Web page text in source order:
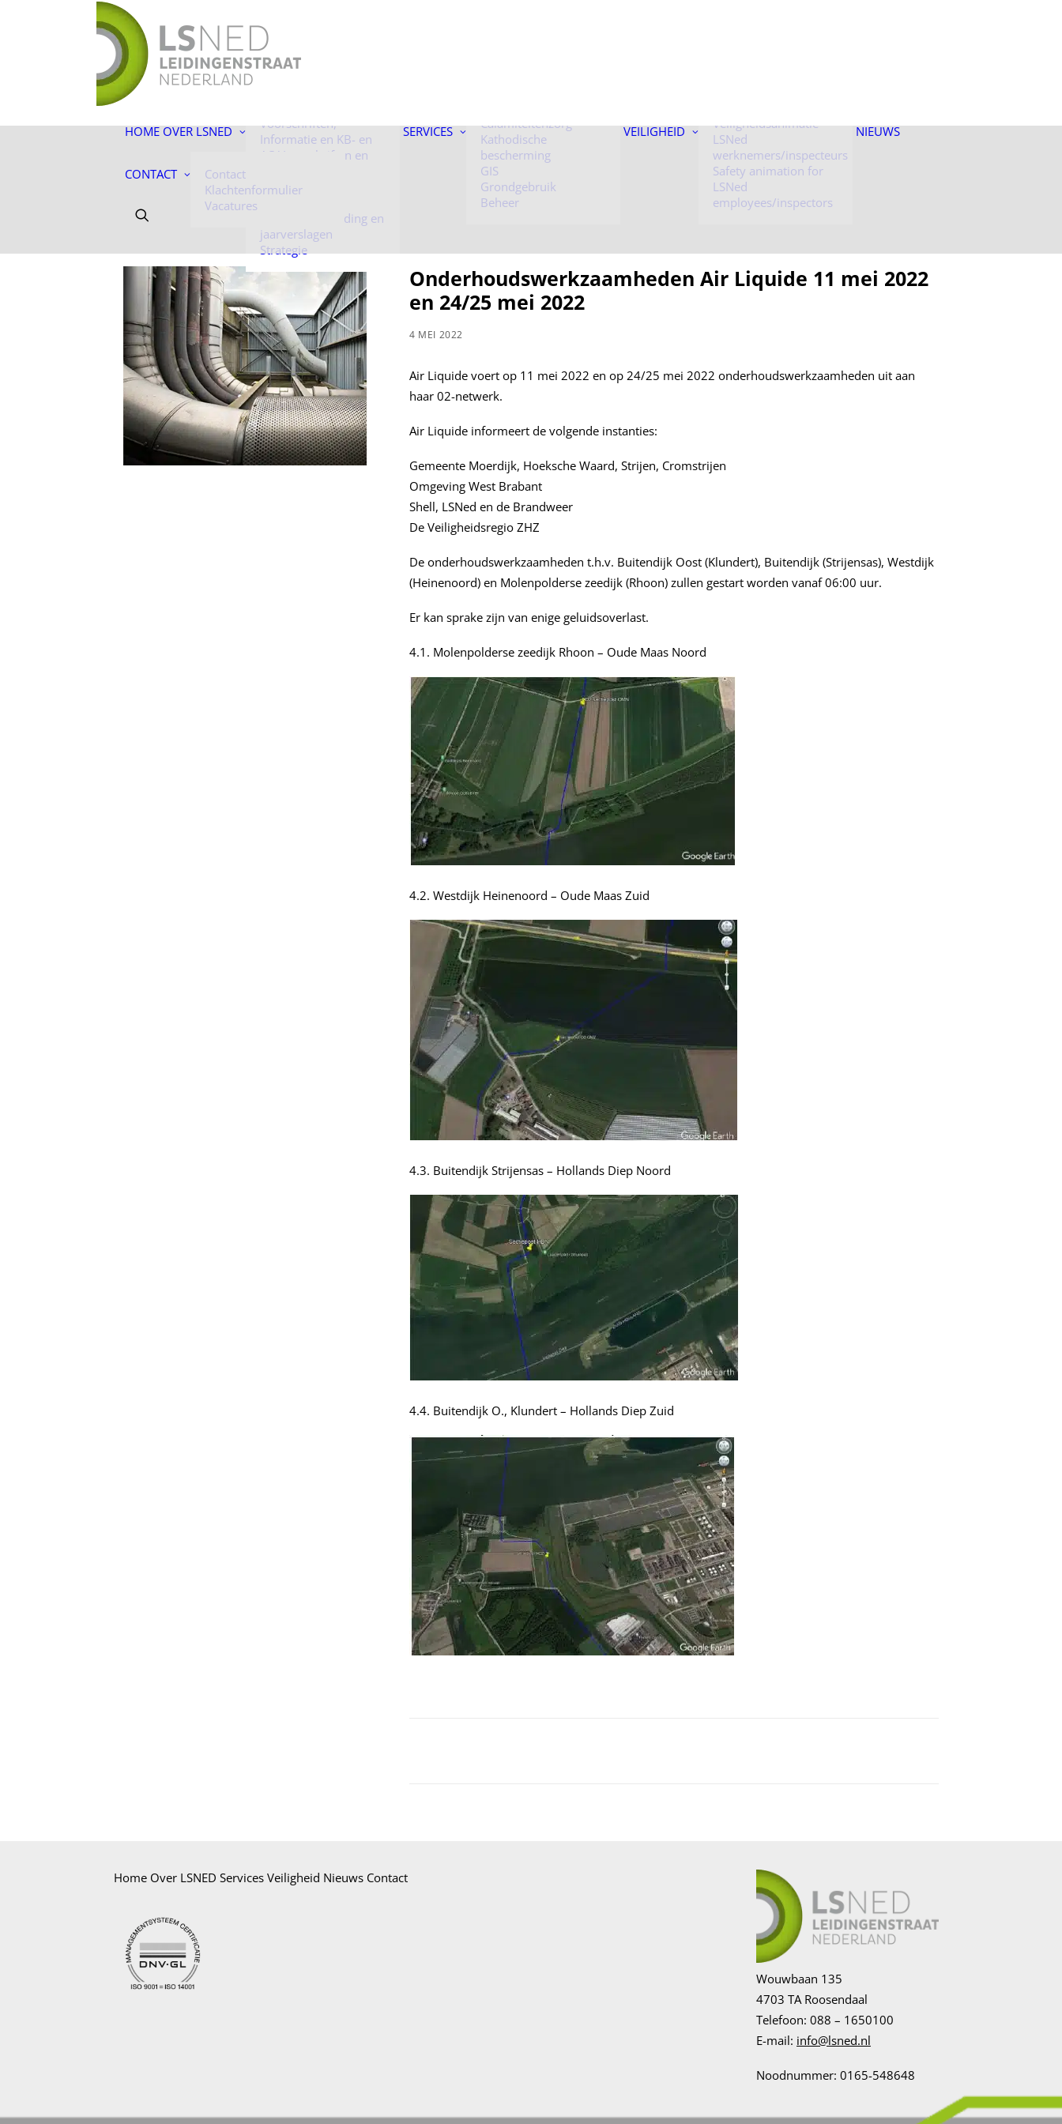
HOME OVER LSNED
De toekomst ligt onder
ons!
Voorschriften,
Informatie en KB- en
AC-Voorschriften en
Algemene
Jaarverantwoording en
jaarverslagen
Strategie
SERVICES
Calamiteitenzorg
Kathodische
bescherming
GIS
Grondgebruik
Beheer
VEILIGHEID
Veiligheidsanimatie
LSNed
werknemers/inspecteurs
Safety animation for
LSNed
employees/inspectors
NIEUWS
CONTACT
Contact
Klachtenformulier
Vacatures
Onderhoudswerkzaamheden Air Liquide 11 mei 2022
en 24/25 mei 2022
4 MEI 2022
Air Liquide voert op 11 mei 2022 en op 24/25 mei 2022 onderhoudswerkzaamheden uit aan
haar 02-netwerk.
Air Liquide informeert de volgende instanties:
Gemeente Moerdijk, Hoeksche Waard, Strijen, Cromstrijen
Omgeving West Brabant
Shell, LSNed en de Brandweer
De Veiligheidsregio ZHZ
De onderhoudswerkzaamheden t.h.v. Buitendijk Oost (Klundert), Buitendijk (Strijensas), Westdijk
(Heinenoord) en Molenpolderse zeedijk (Rhoon) zullen gestart worden vanaf 06:00 uur.
Er kan sprake zijn van enige geluidsoverlast.
4.1. Molenpolderse zeedijk Rhoon – Oude Maas Noord
4.2. Westdijk Heinenoord – Oude Maas Zuid
4.3. Buitendijk Strijensas – Hollands Diep Noord
4.4. Buitendijk O., Klundert – Hollands Diep Zuid
Home Over LSNED Services Veiligheid Nieuws Contact
Wouwbaan 135
4703 TA Roosendaal
Telefoon: 088 – 1650100
E-mail: info@lsned.nl
Noodnummer: 0165-548648